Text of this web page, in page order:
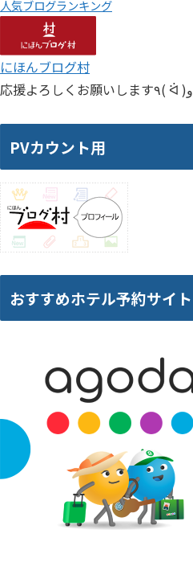
人気ブログランキング
にほんブログ村
応援よろしくお願いします٩( ᐛ )و
PVカウント用
おすすめホテル予約サイト